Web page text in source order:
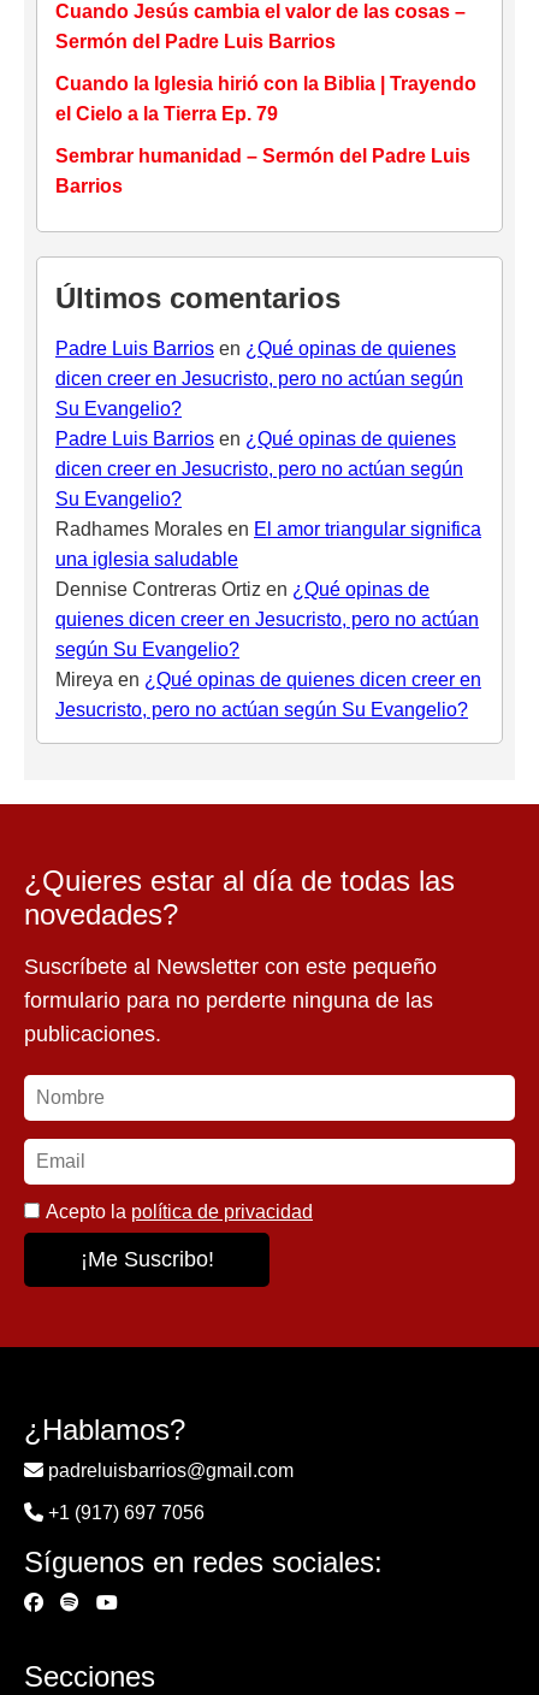
Cuando Jesús cambia el valor de las cosas –
Sermón del Padre Luis Barrios
Cuando la Iglesia hirió con la Biblia | Trayendo
el Cielo a la Tierra Ep. 79
Sembrar humanidad – Sermón del Padre Luis
Barrios
Últimos comentarios
Padre Luis Barrios en ¿Qué opinas de quienes
dicen creer en Jesucristo, pero no actúan según
Su Evangelio?
Padre Luis Barrios en ¿Qué opinas de quienes
dicen creer en Jesucristo, pero no actúan según
Su Evangelio?
Radhames Morales en El amor triangular significa
una iglesia saludable
Dennise Contreras Ortiz en ¿Qué opinas de
quienes dicen creer en Jesucristo, pero no actúan
según Su Evangelio?
Mireya en ¿Qué opinas de quienes dicen creer en
Jesucristo, pero no actúan según Su Evangelio?
¿Quieres estar al día de todas las
novedades?
Suscríbete al Newsletter con este pequeño
formulario para no perderte ninguna de las
publicaciones.
Acepto la política de privacidad
¿Hablamos?
padreluisbarrios@gmail.com
+1 (917) 697 7056
Síguenos en redes sociales:
Secciones